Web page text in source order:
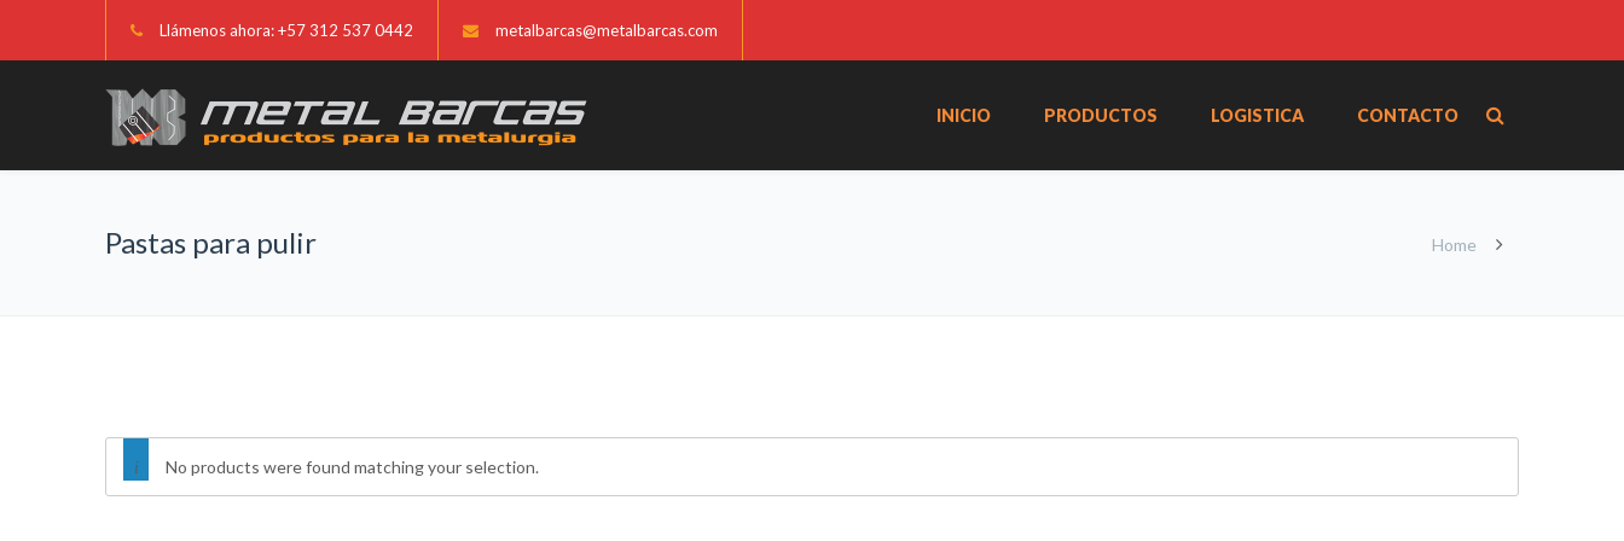
Llámenos ahora: +57 312 537 0442 metalbarcas@metalbarcas.com
INICIO PRODUCTOS LOGISTICA CONTACTO
Pastas para pulir Home
No products were found matching your selection.